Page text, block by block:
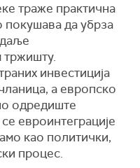
траже практична
да убрза
инвестиција
а европско
одредиште
евроинтеграције
као политички,
процес.